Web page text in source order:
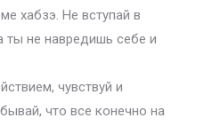
хабзэ. Не вступай в
ты не навредишь себе и
чувствуй и
что все конечно на